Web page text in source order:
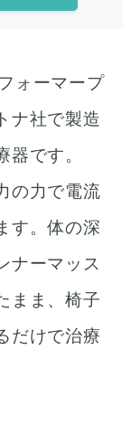
ォーマープ
ナ社で製造
器です。
の力で電流
す。体の深
ナーマッス
まま、椅子
だけで治療